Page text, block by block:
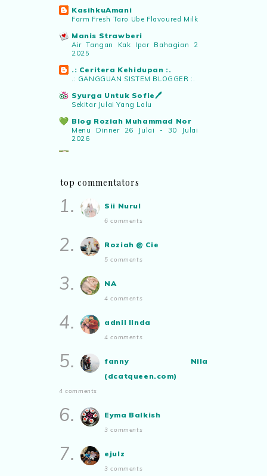
“Ada.. pemenang bulan Februari..
boleh emel details kepada saya..”
Eyma Balkishcommented ontop
“Adakah nama saya tersenarai? Kena
confirm.. nanti malu pula..hihi”
idea ke realiti mencipta permainan :
“cantiknya poster”
aidiladha:“Salam Aidiladha..”
Sii Nurulcommented on
kesunyian inside silence
teknologi AI nie..”
KasihkuAmani
Farm Fresh Taro Ube Flavoured Milk
Manis Strawberi
Air Tangan Kak Ipar Bahagian 2
2025
.: Ceritera Kehidupan :.
.: GANGGUAN SISTEM BLOGGER :.
Syurga Untuk Sofie🖊️
Sekitar Julai Yang Lalu
Blog Roziah Muhammad Nor
Menu Dinner 26 Julai - 30 Julai
2026
✿ Life Is Beautiful ✿
Mari mengundi!
ABAM KIE : The Man of The
saja...
Blog Rabia Adawiyah
Aynorablogs - Info Tepat
Dengan Lifestyle Terkini!
Ayam Masak Kicap, Dinner Yang
top commentators
1. Sii Nurul
6 comments
2. Roziah @ Cie
5 comments
3. NA
4 comments
4. adnil linda
4 comments
5.
fanny Nila
(dcatqueen.com)
4 comments
6. Eyma Balkish
3 comments
7. ejulz
3 comments